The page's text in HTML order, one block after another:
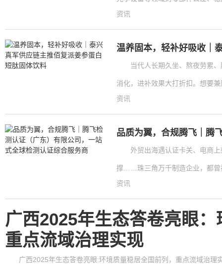
资讯
温养固本，轻补好吸收｜
当代人长期久坐、熬夜劳累
消化，进补效果大打折扣。想要
资讯
品质为翼，合规腾飞｜腾
外贸出海遇认证卡关、电商
撑……珠三角万千制造企业，都曾
资讯
广西2025年生态答卷亮眼
重点流域治理实现
广西2025年生态答卷亮眼:环境质量稳居全国前列，重点流域治理